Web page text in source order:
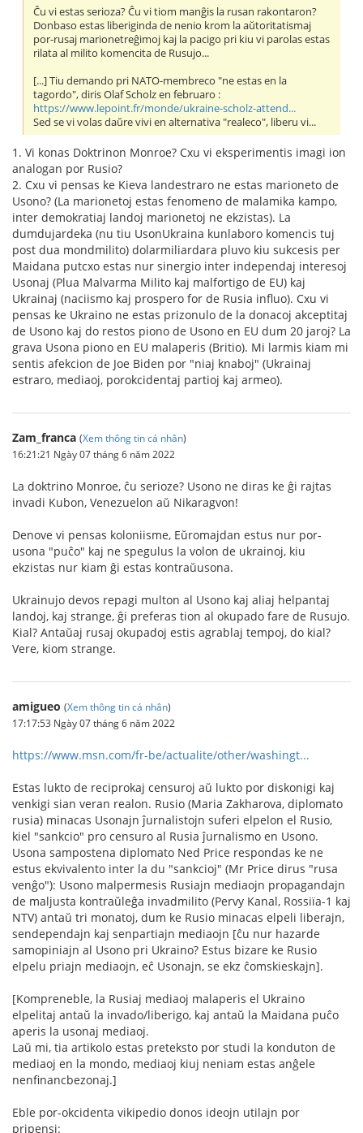
Ĉu vi estas serioza? Ĉu vi tiom manĝis la rusan rakontaron?
Donbaso estas liberiginda de nenio krom la aŭtoritatismaj
por-rusaj marionetreĝimoj kaj la pacigo pri kiu vi parolas estas
rilata al milito komencita de Rusujo...
[...] Tiu demando pri NATO-membreco "ne estas en la
tagordo", diris Olaf Scholz en februaro :
https://www.lepoint.fr/monde/ukraine-scholz-attend...
Sed se vi volas daŭre vivi en alternativa "realeco", liberu vi...
1. Vi konas Doktrinon Monroe? Cxu vi eksperimentis imagi ion
analogan por Rusio?
2. Cxu vi pensas ke Kieva landestraro ne estas marioneto de
Usono? (La marionetoj estas fenomeno de malamika kampo,
inter demokratiaj landoj marionetoj ne ekzistas). La
dumdujardeka (nu tiu UsonUkraina kunlaboro komencis tuj
post dua mondmilito) dolarmiliardara pluvo kiu sukcesis per
Maidana putcxo estas nur sinergio inter independaj interesoj
Usonaj (Plua Malvarma Milito kaj malfortigo de EU) kaj
Ukrainaj (naciismo kaj prospero for de Rusia influo). Cxu vi
pensas ke Ukraino ne estas prizonulo de la donacoj akceptitaj
de Usono kaj do restos piono de Usono en EU dum 20 jaroj? La
grava Usona piono en EU malaperis (Britio). Mi larmis kiam mi
sentis afekcion de Joe Biden por "niaj knaboj" (Ukrainaj
estraro, mediaoj, porokcidentaj partioj kaj armeo).
Zam_franca (Xem thông tin cá nhân)
16:21:21 Ngày 07 tháng 6 năm 2022
La doktrino Monroe, ĉu serioze? Usono ne diras ke ĝi rajtas
invadi Kubon, Venezuelon aŭ Nikaragvon!
Denove vi pensas koloniisme, Eŭromajdan estus nur por-
usona "puĉo" kaj ne spegulus la volon de ukrainoj, kiu
ekzistas nur kiam ĝi estas kontraŭusona.
Ukrainujo devos repagi multon al Usono kaj aliaj helpantaj
landoj, kaj strange, ĝi preferas tion al okupado fare de Rusujo.
Kial? Antaŭaj rusaj okupadoj estis agrablaj tempoj, do kial?
Vere, kiom strange.
amigueo (Xem thông tin cá nhân)
17:17:53 Ngày 07 tháng 6 năm 2022
https://www.msn.com/fr-be/actualite/other/washingt...
Estas lukto de reciprokaj censuroj aŭ lukto por diskonigi kaj
venkigi sian veran realon. Rusio (Maria Zakharova, diplomato
rusia) minacas Usonajn ĵurnalistojn suferi elpelon el Rusio,
kiel "sankcio" pro censuro al Rusia ĵurnalismo en Usono.
Usona sampostena diplomato Ned Price respondas ke ne
estus ekvivalento inter la du "sankcioj" (Mr Price dirus "rusa
venĝo"): Usono malpermesis Rusiajn mediaojn propagandajn
de maljusta kontraŭleĝa invadmilito (Pervy Kanal, Rossiïa-1 kaj
NTV) antaŭ tri monatoj, dum ke Rusio minacas elpeli liberajn,
sendependajn kaj senpartiajn mediaojn [ĉu nur hazarde
samopiniajn al Usono pri Ukraino? Estus bizare ke Rusio
elpelu priajn mediaojn, eĉ Usonajn, se ekz ĉomskieskajn].
[Kompreneble, la Rusiaj mediaoj malaperis el Ukraino
elpelitaj antaŭ la invado/liberigo, kaj antaŭ la Maidana puĉo
aperis la usonaj mediaoj.
Laŭ mi, tia artikolo estas preteksto por studi la konduton de
mediaoj en la mondo, mediaoj kiuj neniam estas anĝele
nenfinancbezonaj.]
Eble por-okcidenta vikipedio donos ideojn utilajn por
pripensi: